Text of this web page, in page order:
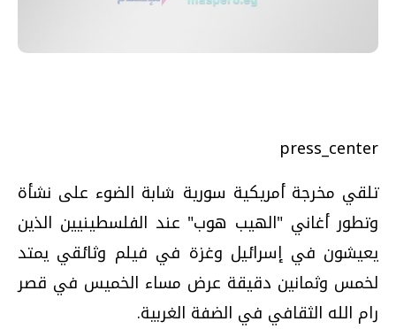
press_center
تلقي مخرجة أمريكية سورية شابة الضوء على نشأة
وتطور أغاني "الهيب هوب" عند الفلسطينيين الذين
يعيشون في إسرائيل وغزة في فيلم وثائقي يمتد
لخمس وثمانين دقيقة عرض مساء الخميس في قصر
رام الله الثقافي في الضفة الغربية.